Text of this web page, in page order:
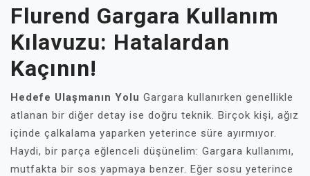
Flurend Gargara Kullanım
Kılavuzu: Hatalardan
Kaçının!
Hedefe Ulaşmanın Yolu Gargara kullanırken genellikle
atlanan bir diğer detay ise doğru teknik. Birçok kişi, ağız
içinde çalkalama yaparken yeterince süre ayırmıyor.
Haydi, bir parça eğlenceli düşünelim: Gargara kullanımı,
mutfakta bir sos yapmaya benzer. Eğer sosu yeterince